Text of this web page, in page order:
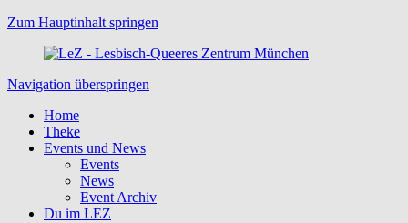
Zum Hauptinhalt springen
Navigation überspringen
Home
Theke
Events und News
Events
News
Event Archiv
Du im LEZ